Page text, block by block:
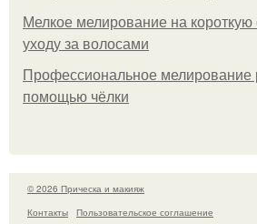
Мелкое мелирование на короткую
уходу за волосами
Профессиональное мелирование
помощью чёлки
© 2026 Прическа и макияж
Контакты
Пользовательское соглашение